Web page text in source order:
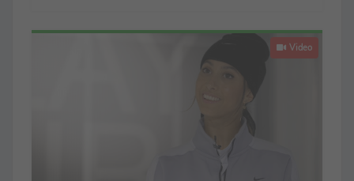
Video